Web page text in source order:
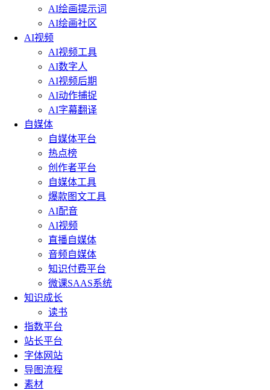
AI绘画提示词
AI绘画社区
AI视频
AI视频工具
AI数字人
AI视频后期
AI动作捕捉
AI字幕翻译
自媒体
自媒体平台
热点榜
创作者平台
自媒体工具
爆款图文工具
AI配音
AI视频
直播自媒体
音频自媒体
知识付费平台
微课SAAS系统
知识成长
读书
指数平台
站长平台
字体网站
导图流程
素材